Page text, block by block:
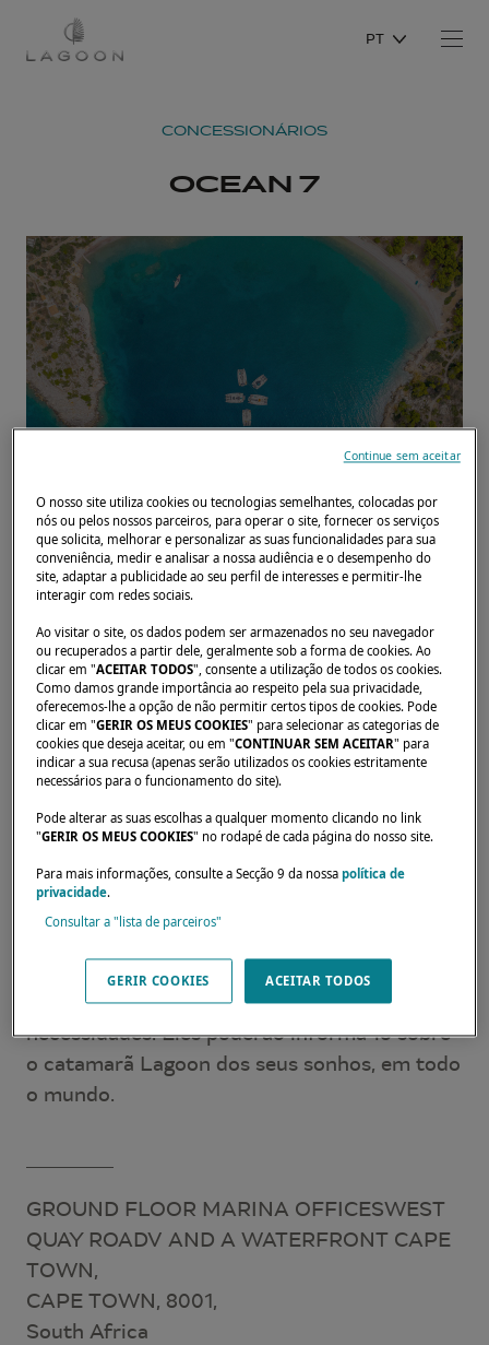
PT
CONCESSIONÁRIOS
OCEAN 7
Início Concessionários OCEAN 7
Os nossos revendedores estão disponíveis
para atender às suas expectativas e
necessidades. Eles poderão informá-lo sobre
o catamarã Lagoon dos seus sonhos, em todo
o mundo.
GROUND FLOOR MARINA OFFICESWEST
QUAY ROADV AND A WATERFRONT CAPE
TOWN,
CAPE TOWN, 8001,
South Africa
O nosso site utiliza cookies ou tecnologias semelhantes, colocadas por
nós ou pelos nossos parceiros, para operar o site, fornecer os serviços
que solicita, melhorar e personalizar as suas funcionalidades para sua
conveniência, medir e analisar a nossa audiência e o desempenho do
site, adaptar a publicidade ao seu perfil de interesses e permitir-lhe
interagir com redes sociais.
Ao visitar o site, os dados podem ser armazenados no seu navegador
ou recuperados a partir dele, geralmente sob a forma de cookies. Ao
clicar em "ACEITAR TODOS", consente a utilização de todos os cookies.
Como damos grande importância ao respeito pela sua privacidade,
oferecemos-lhe a opção de não permitir certos tipos de cookies. Pode
clicar em "GERIR OS MEUS COOKIES" para selecionar as categorias de
cookies que deseja aceitar, ou em "CONTINUAR SEM ACEITAR" para
indicar a sua recusa (apenas serão utilizados os cookies estritamente
necessários para o funcionamento do site).
Pode alterar as suas escolhas a qualquer momento clicando no link
"GERIR OS MEUS COOKIES" no rodapé de cada página do nosso site.
Para mais informações, consulte a Secção 9 da nossapolítica de
privacidade.
Consultar a "lista de parceiros"
GERIR COOKIES ACEITAR TODOS
Continue sem aceitar